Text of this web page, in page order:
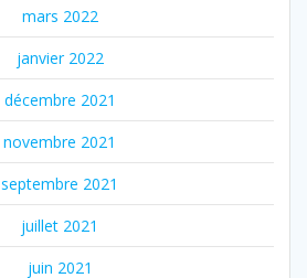
mars 2022
janvier 2022
décembre 2021
novembre 2021
septembre 2021
juillet 2021
juin 2021